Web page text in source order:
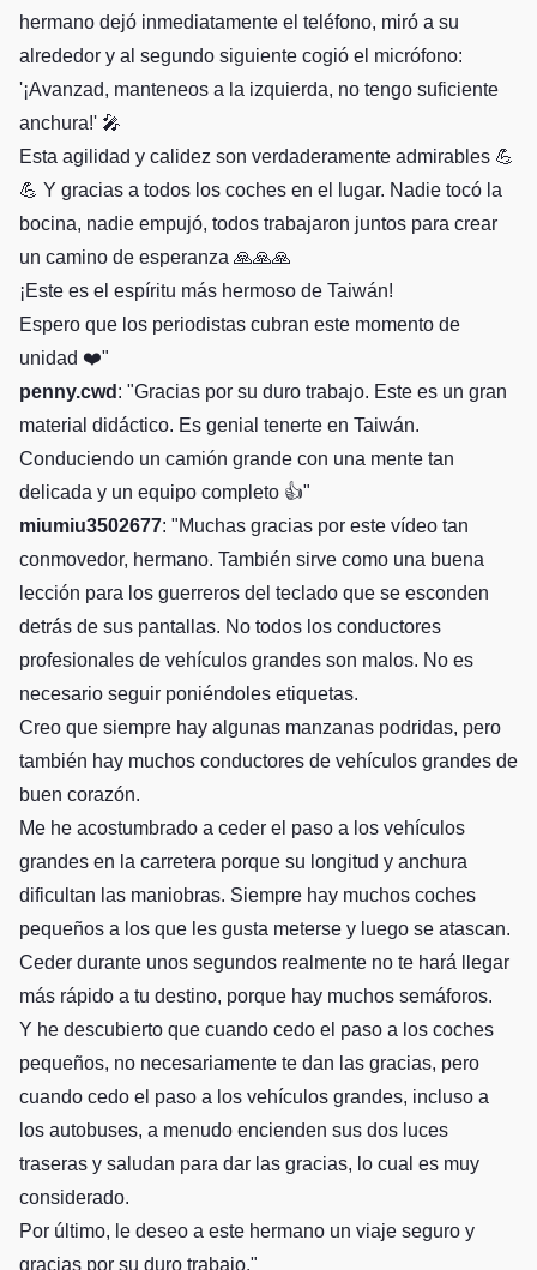
hermano dejó inmediatamente el teléfono, miró a su
alrededor y al segundo siguiente cogió el micrófono:
'¡Avanzad, manteneos a la izquierda, no tengo suficiente
anchura!' 🎤
Esta agilidad y calidez son verdaderamente admirables 💪
💪 Y gracias a todos los coches en el lugar. Nadie tocó la
bocina, nadie empujó, todos trabajaron juntos para crear
un camino de esperanza 🙏🙏🙏
¡Este es el espíritu más hermoso de Taiwán!
Espero que los periodistas cubran este momento de
unidad ❤️"
penny.cwd : "Gracias por su duro trabajo. Este es un gran
material didáctico. Es genial tenerte en Taiwán.
Conduciendo un camión grande con una mente tan
delicada y un equipo completo 👍"
miumiu3502677: "Muchas gracias por este vídeo tan
conmovedor, hermano. También sirve como una buena
lección para los guerreros del teclado que se esconden
detrás de sus pantallas. No todos los conductores
profesionales de vehículos grandes son malos. No es
necesario seguir poniéndoles etiquetas.
Creo que siempre hay algunas manzanas podridas, pero
también hay muchos conductores de vehículos grandes de
buen corazón.
Me he acostumbrado a ceder el paso a los vehículos
grandes en la carretera porque su longitud y anchura
dificultan las maniobras. Siempre hay muchos coches
pequeños a los que les gusta meterse y luego se atascan.
Ceder durante unos segundos realmente no te hará llegar
más rápido a tu destino, porque hay muchos semáforos.
Y he descubierto que cuando cedo el paso a los coches
pequeños, no necesariamente te dan las gracias, pero
cuando cedo el paso a los vehículos grandes, incluso a
los autobuses, a menudo encienden sus dos luces
traseras y saludan para dar las gracias, lo cual es muy
considerado.
Por último, le deseo a este hermano un viaje seguro y
gracias por su duro trabajo."